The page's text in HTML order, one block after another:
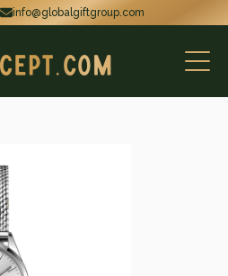
info@globalgiftgroup.com